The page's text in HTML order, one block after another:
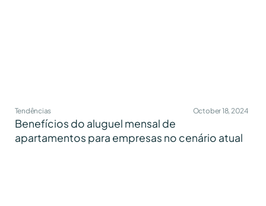
Tendências October 18, 2024
Benefícios do aluguel mensal de
apartamentos para empresas no cenário atual